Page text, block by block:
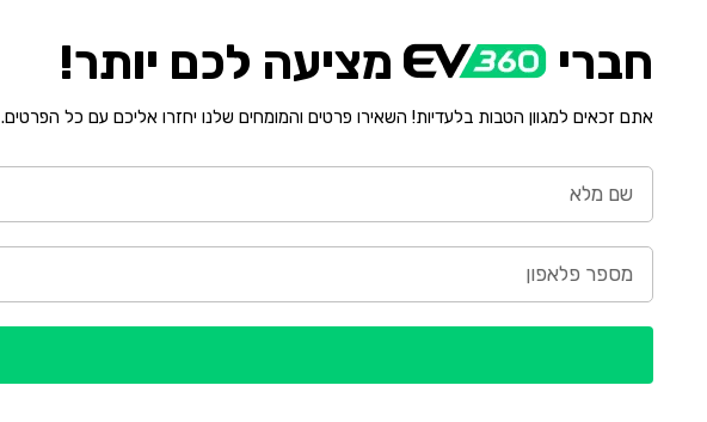
חברי מציעה לכם יותר!
אתם זכאים למגוון הטבות בלעדיות! השאירו פרטים והמומחים שלנו יחזרו אליכם עם כל הפרטים.